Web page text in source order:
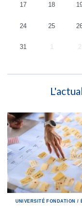
17 18
24 25
31 1 2
UNIVERSITÉ FONDATION /